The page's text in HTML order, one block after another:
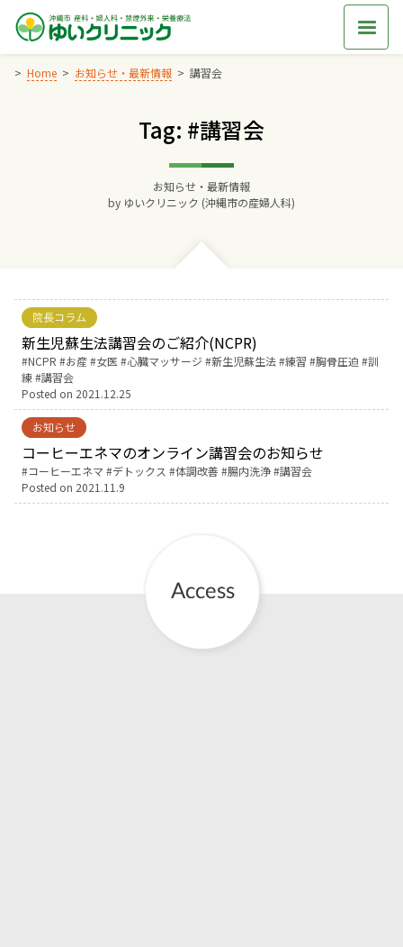
Skip
content
Home お知らせ・最新情報 講習会
Tag: #講習会
お知らせ・最新情報
by ゆいクリニック (沖縄市の産婦人科)
院長コラム
新生児蘇生法講習会のご紹介(NCPR)
Tags:
NCPR お産 女医 心臓マッサージ 新生児蘇生法 練習 胸骨圧迫
訓
練 講習会
Posted on 2021.12.25
お知らせ
コーヒーエネマのオンライン講習会のお知らせ
Tags:
コーヒーエネマ デトックス 体調改善 腸内洗浄 講習会
Posted on 2021.11.9
Home
交通アクセス
診療料金
予防接種
その他の診療内容